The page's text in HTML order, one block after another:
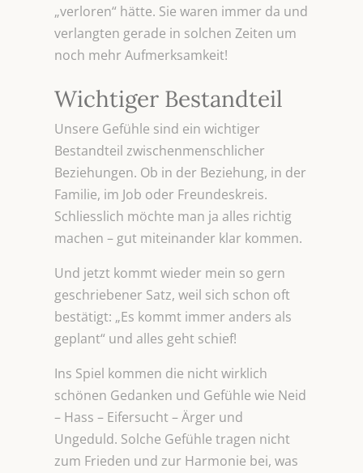
„verloren“ hätte. Sie waren immer da und
verlangten gerade in solchen Zeiten um
noch mehr Aufmerksamkeit!
Wichtiger Bestandteil
Unsere Gefühle sind ein wichtiger
Bestandteil zwischenmenschlicher
Beziehungen. Ob in der Beziehung, in der
Familie, im Job oder Freundeskreis.
Schliesslich möchte man ja alles richtig
machen – gut miteinander klar kommen.
Und jetzt kommt wieder mein so gern
geschriebener Satz, weil sich schon oft
bestätigt: „Es kommt immer anders als
geplant“ und alles geht schief!
Ins Spiel kommen die nicht wirklich
schönen Gedanken und Gefühle wie Neid
– Hass – Eifersucht – Ärger und
Ungeduld. Solche Gefühle tragen nicht
zum Frieden und zur Harmonie bei, was